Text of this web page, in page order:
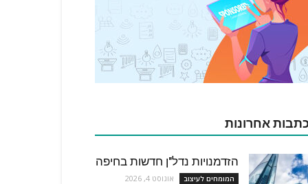
אחרונות
הזדמנויות נדל"ן חדשות בחיפה
המומחים לעיצוב אוגוסט 4, 2026